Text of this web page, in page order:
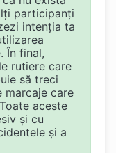
participanți
intenția ta
În final,
rutiere care
să treci
marcaje care
aceste
și cu
și a